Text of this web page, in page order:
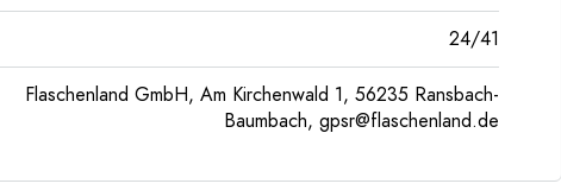
24/41
Flaschenland GmbH, Am Kirchenwald 1, 56235 Ransbach-
Baumbach, gpsr@flaschenland.de